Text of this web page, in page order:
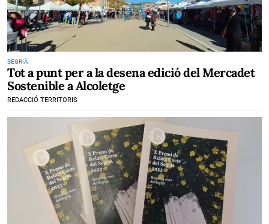
SEGRIÀ
Tot a punt per a la desena edició del Mercadet
Sostenible a Alcoletge
REDACCIÓ TERRITORIS